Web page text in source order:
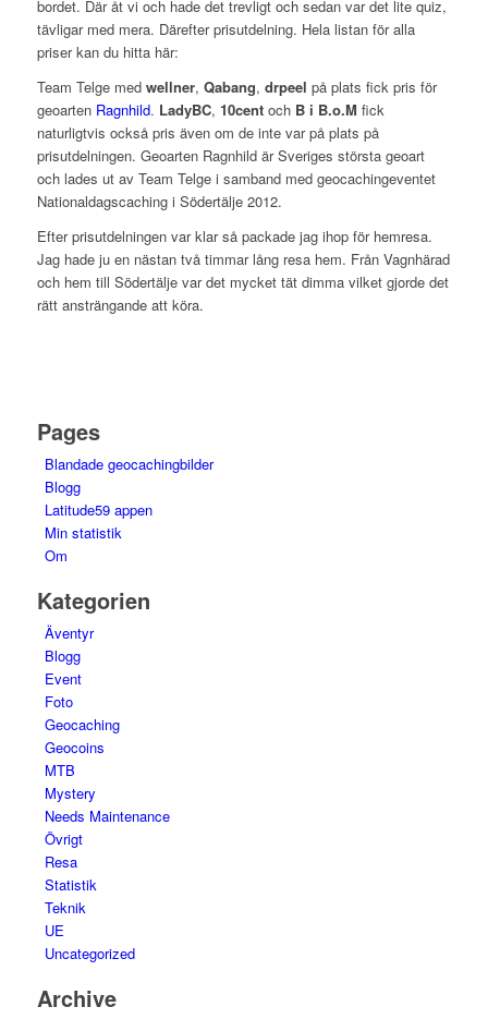
bordet. Där åt vi och hade det trevligt och sedan var det lite quiz,
tävligar med mera. Därefter prisutdelning. Hela listan för alla
priser kan du hitta här:
Team Telge med wellner, Qabang, drpeel på plats fick pris för
geoarten Ragnhild. LadyBC, 10centoch B i B.o.M fick
naturligtvis också pris även om de inte var på plats på
prisutdelningen. Geoarten Ragnhild är Sveriges största geoart
och lades ut av Team Telge i samband med geocachingeventet
Nationaldagscaching i Södertälje 2012.
Efter prisutdelningen var klar så packade jag ihop för hemresa.
Jag hade ju en nästan två timmar lång resa hem. Från Vagnhärad
och hem till Södertälje var det mycket tät dimma vilket gjorde det
rätt ansträngande att köra.
Pages
Blandade geocachingbilder
Blogg
Latitude59 appen
Min statistik
Om
Kategorien
Äventyr
Blogg
Event
Foto
Geocaching
Geocoins
MTB
Mystery
Needs Maintenance
Övrigt
Resa
Statistik
Teknik
UE
Uncategorized
Archive